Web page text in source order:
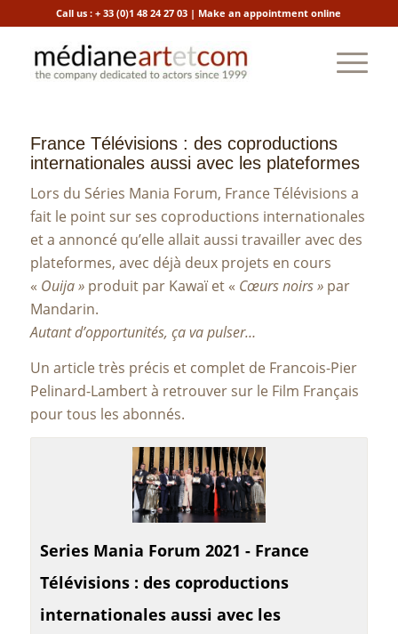
Call us :+ 33 (0)1 48 24 27 03 | Make an appointment online
France Télévisions : des coproductions
internationales aussi avec les plateformes
Lors du Séries Mania Forum, France Télévisions a
fait le point sur ses coproductions internationales
et a annoncé qu’elle allait aussi travailler avec des
plateformes, avec déjà deux projets en cours
« Ouija »produit par Kawaï et « Cœurs noirs »par
Mandarin.
Autant d’opportunités, ça va pulser…
Un article très précis et complet de Francois-Pier
Pelinard-Lambert à retrouver sur le Film Français
pour tous les abonnés.
Series Mania Forum 2021 - France
Télévisions : des coproductions
internationales aussi avec les